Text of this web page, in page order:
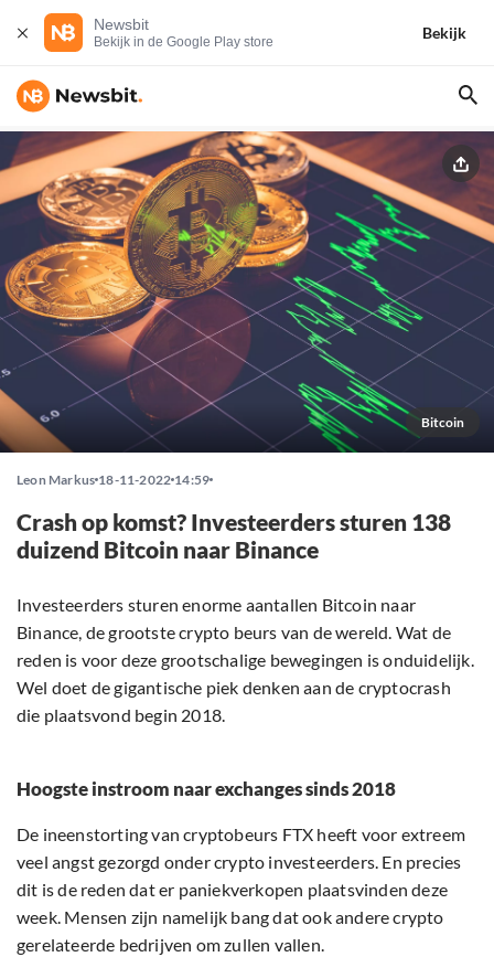
Newsbit
Bekijk in de Google Play store
Bekijk
Bitcoin
Leon Markus 18-11-2022 14:59
Crash op komst? Investeerders sturen 138
duizend Bitcoin naar Binance
Investeerders sturen enorme aantallen Bitcoin naar
Binance, de grootste crypto beurs van de wereld. Wat de
reden is voor deze grootschalige bewegingen is onduidelijk.
Wel doet de gigantische piek denken aan de cryptocrash
die plaatsvond begin 2018.
Hoogste instroom naar exchanges sinds 2018
De ineenstorting van cryptobeurs FTX heeft voor extreem
veel angst gezorgd onder crypto investeerders. En precies
dit is de reden dat er paniekverkopen plaatsvinden deze
week. Mensen zijn namelijk bang dat ook andere crypto
gerelateerde bedrijven om zullen vallen.